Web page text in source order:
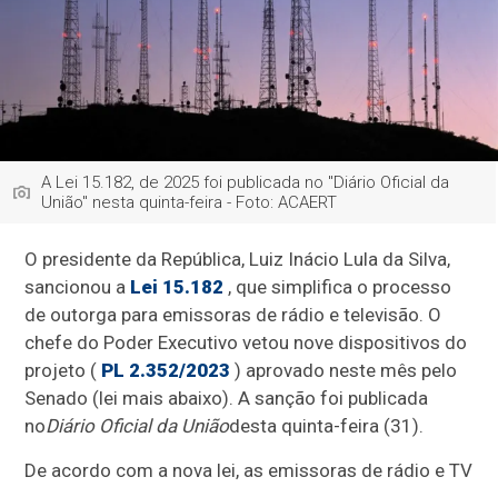
A Lei 15.182, de 2025 foi publicada no "Diário Oficial da
União" nesta quinta-feira - Foto: ACAERT
O presidente da República, Luiz Inácio Lula da Silva,
sancionou a Lei 15.182 , que simplifica o processo
de outorga para emissoras de rádio e televisão. O
chefe do Poder Executivo vetou nove dispositivos do
projeto ( PL 2.352/2023 ) aprovado neste mês pelo
Senado (lei mais abaixo). A sanção foi publicada
noDiário Oficial da Uniãodesta quinta-feira (31).
De acordo com a nova lei, as emissoras de rádio e TV